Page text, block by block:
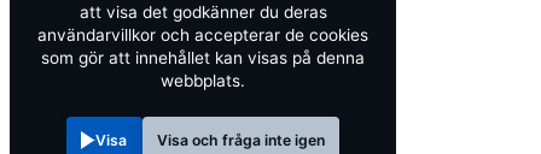
att visa det godkänner du deras
användarvillkor och accepterar de cookies
som gör att innehållet kan visas på denna
webbplats.
Visa Visa och fråga inte igen